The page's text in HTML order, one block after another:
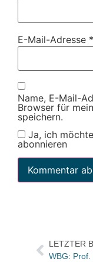
E-Mail-Adresse *
Name, E-Mail-
Browser für
speichern.
Ja, ich
abonnieren
LETZTER